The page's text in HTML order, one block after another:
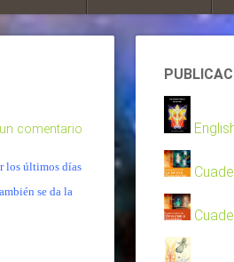
comentario
los últimos días
se da la